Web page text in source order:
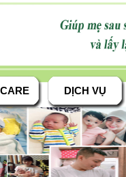
DỊCH VỤ